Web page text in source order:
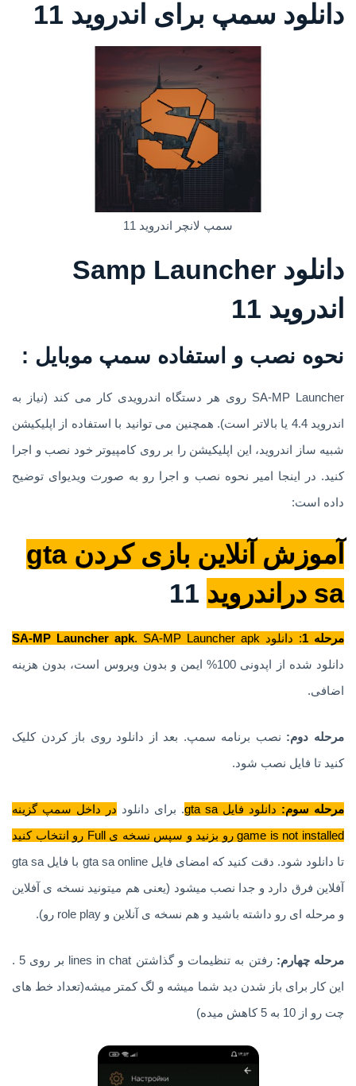
دانلود سمپ برای اندروید 11
سمپ لانچر اندروید 11
دانلود Samp Launcher
اندروید 11
نحوه نصب و استفاده سمپ موبایل :
SA-MP Launcher روی هر دستگاه اندرویدی کار می کند (نیاز به
اندروید 4.4 یا بالاتر است). همچنین می توانید با استفاده از اپلیکیشن
شبیه ساز اندروید، این اپلیکیشن را بر روی کامپیوتر خود نصب و اجرا
کنید. در اینجا امیر نحوه نصب و اجرا رو به صورت ویدیوای توضیح
داده است:
آموزش آنلاین بازی کردن gta
sa دراندروید
مرحله 1 : دانلود SA-MP Launcher apk. SA-MP Launcher apk
دانلود شده از اپدونی 100% ایمن و بدون ویروس است، بدون هزینه
اضافی.
مرحله دوم: نصب برنامه سمپ. بعد از دانلود روی باز کردن کلیک
کنید تا فایل نصب شود.
مرحله سوم: دانلود فایل gta sa . برای دانلود در داخل سمپ گزینه
game is not installed رو بزنید و سپس نسخه ی Full رو انتخاب کنید
تا دانلود شود. دقت کنید که امضای فایل gta sa online با فایل gta sa
آفلاین فرق دارد و جدا نصب میشود (یعنی هم میتونید نسخه ی آفلاین
و مرحله ای رو داشته باشید و هم نسخه ی آنلاین و role play رو).
مرحله چهارم:
رفتن به تنظیمات و گذاشتن lines in chat بر روی 5 .
این کار برای باز شدن دید شما میشه و لگ کمتر میشه(تعداد خط های
چت رو از 10 به 5 کاهش میده)